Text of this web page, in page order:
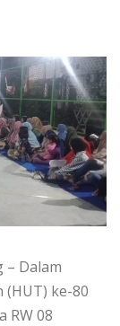
– Dalam
ke-80
RW 08